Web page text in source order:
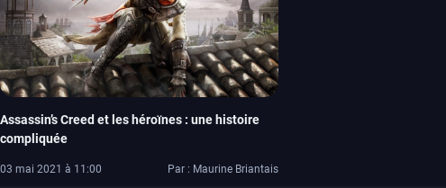
Assassin’s Creed et les héroïnes : une histoire
compliquée
03 mai 2021 à 11:00 Par : Maurine Briantais